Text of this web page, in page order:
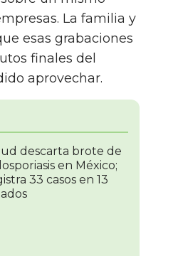
La familia y
esas grabaciones
finales del
aprovechar.
descarta brote de
en México;
33 casos en 13